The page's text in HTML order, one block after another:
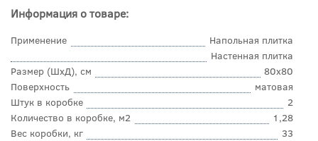
Информация о товаре:
Применение
Напольная плитка
Настенная плитка
Размер (ШхД), см
80x80
Поверхность
матовая
Штук в коробке
2
Количество в коробке, м2
1,28
Вес коробки, кг
33